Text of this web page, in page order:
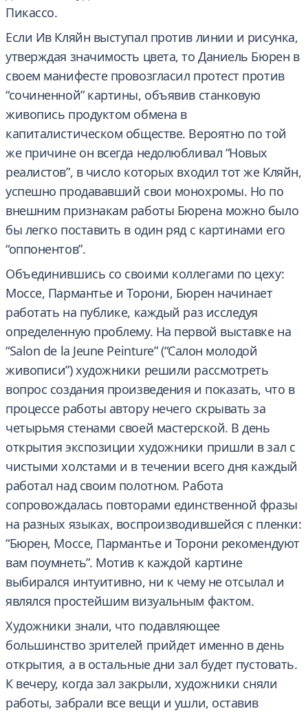
Пикассо.
Если Ив Кляйн выступал против линии и рисунка,
утверждая значимость цвета, то Даниель Бюрен в
своем манифесте провозгласил протест против
“сочиненной” картины, объявив станковую
живопись продуктом обмена в
капиталистическом обществе. Вероятно по той
же причине он всегда недолюбливал “Новых
реалистов”, в число которых входил тот же Кляйн,
успешно продававший свои монохромы. Но по
внешним признакам работы Бюрена можно было
бы легко поставить в один ряд с картинами его
“оппонентов”.
Объединившись со своими коллегами по цеху:
Моссе, Пармантье и Торони, Бюрен начинает
работать на публике, каждый раз исследуя
определенную проблему. На первой выставке на
“Salon de la Jeune Peinture” (“Салон молодой
живописи”) художники решили рассмотреть
вопрос создания произведения и показать, что в
процессе работы автору нечего скрывать за
четырьмя стенами своей мастерской. В день
открытия экспозиции художники пришли в зал с
чистыми холстами и в течении всего дня каждый
работал над своим полотном. Работа
сопровождалась повторами единственной фразы
на разных языках, воспроизводившейся с пленки:
“Бюрен, Моссе, Пармантье и Торони рекомендуют
вам поумнеть”. Мотив к каждой картине
выбирался интуитивно, ни к чему не отсылал и
являлся простейшим визуальным фактом.
Художники знали, что подавляющее
большинство зрителей прийдет именно в день
открытия, а в остальные дни зал будет пустовать.
К вечеру, когда зал закрыли, художники сняли
работы, забрали все вещи и ушли, оставив